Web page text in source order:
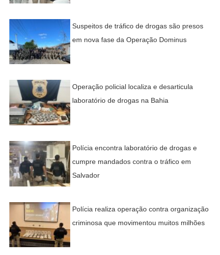
Suspeitos de tráfico de drogas são presos
em nova fase da Operação Dominus
Operação policial localiza e desarticula
laboratório de drogas na Bahia
Polícia encontra laboratório de drogas e
cumpre mandados contra o tráfico em
Salvador
Polícia realiza operação contra organização
criminosa que movimentou muitos milhões